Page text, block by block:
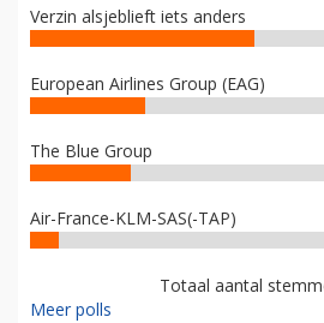
Verzin alsjeblieft iets anders
European Airlines Group (EAG)
The Blue Group
Air-France-KLM-SAS(-TAP)
Totaal aantal
Meer polls